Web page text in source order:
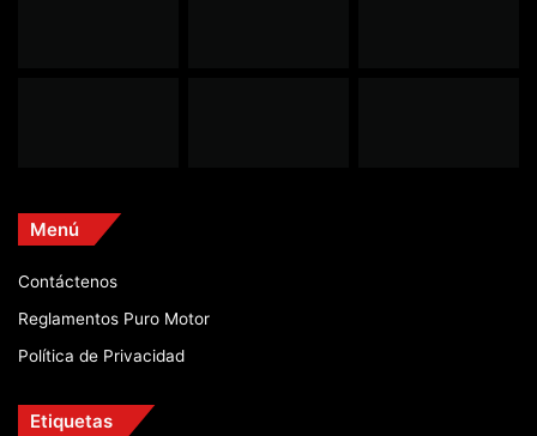
Menú
Contáctenos
Reglamentos Puro Motor
Política de Privacidad
Etiquetas